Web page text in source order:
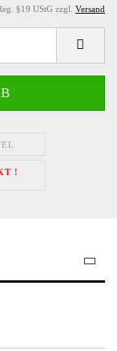
§19 UStG zzgl. Versand
!